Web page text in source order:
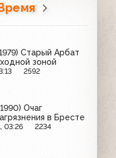
Старый Арбат
зоной
2592
Очаг
в Бресте
03:26 2234